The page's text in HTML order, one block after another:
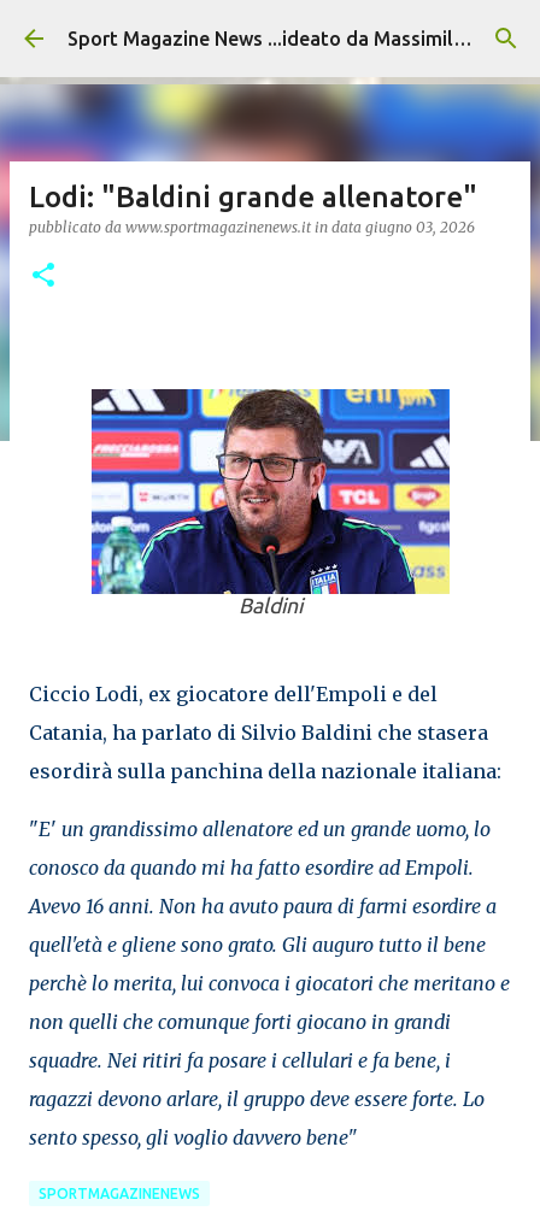
Passa ai contenuti principali Sport Magazine News ...ideato da Massimiliano Alvino
Lodi: "Baldini grande allenatore"
pubblicato da www.sportmagazinenews.it in data giugno 03, 2026
Baldini
Ciccio Lodi, ex giocatore dell'Empoli e del
Catania, ha parlato di Silvio Baldini che stasera
esordirà sulla panchina della nazionale italiana:
"E' un grandissimo allenatore ed un grande uomo, lo
conosco da quando mi ha fatto esordire ad Empoli.
Avevo 16 anni. Non ha avuto paura di farmi esordire a
quell'età e gliene sono grato. Gli auguro tutto il bene
perchè lo merita, lui convoca i giocatori che meritano e
non quelli che comunque forti giocano in grandi
squadre. Nei ritiri fa posare i cellulari e fa bene, i
ragazzi devono arlare, il gruppo deve essere forte. Lo
sento spesso, gli voglio davvero bene"
SPORTMAGAZINENEWS